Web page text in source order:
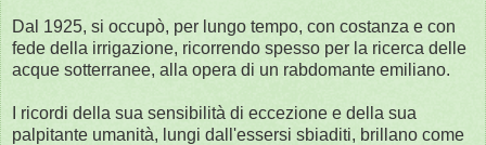
Dal 1925, si occupò, per lungo tempo, con costanza e con
fede della irrigazione, ricorrendo spesso per la ricerca delle
acque sotterranee, alla opera di un rabdomante emiliano.
I ricordi della sua sensibilità di eccezione e della sua
palpitante umanità, lungi dall'essersi sbiaditi, brillano come